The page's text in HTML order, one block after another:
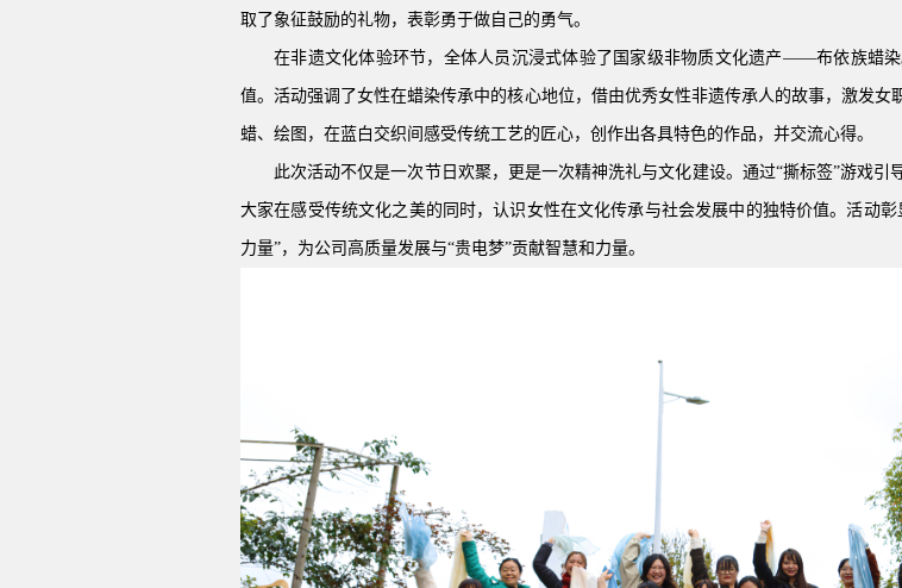
取了象征鼓励的礼物，表彰勇于做自己的勇气。
在非遗文化体验环节，全体人员沉浸式体验了国家级非物质文化遗产——布依族蜡
值。活动强调了女性在蜡染传承中的核心地位，借由优秀女性非遗传承人的故事，激发
蜡、绘图，在蓝白交织间感受传统工艺的匠心，创作出各具特色的作品，并交流心得。
此次活动不仅是一次节日欢聚，更是一次精神洗礼与文化建设。通过“撕标签”游戏
大家在感受传统文化之美的同时，认识女性在文化传承与社会发展中的独特价值。活动
力量”，为公司高质量发展与“贵电梦”贡献智慧和力量。